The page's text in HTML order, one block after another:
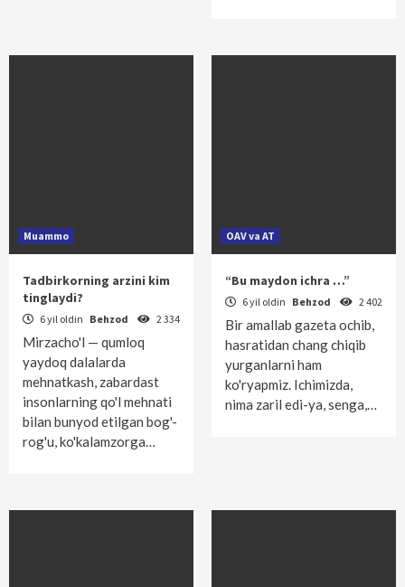
Muammo
Tadbirkorning arzini kim
tinglaydi?
6 yil oldin Behzod 2 334
Mirzacho'l — qumloq
yaydoq dalalarda
mehnatkash, zabardast
insonlarning qo'l mehnati
bilan bunyod etilgan bog'-
rog'u, ko'kalamzorga…
OAV va AT
“Bu maydon ichra …”
6 yil oldin Behzod 2 402
Bir amallab gazeta ochib,
hasratidan chang chiqib
yurganlarni ham
ko'ryapmiz. Ichimizda,
nima zaril edi-ya, senga,…